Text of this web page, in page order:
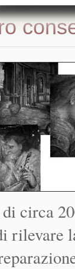
circa
rilevare